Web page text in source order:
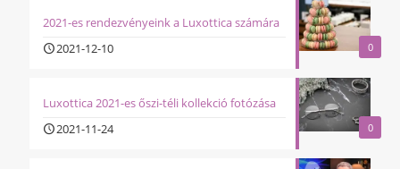
0
2021-es rendezvényeink a Luxottica számára
2021-12-10
0
Luxottica 2021-es őszi-téli kollekció fotózása
2021-11-24